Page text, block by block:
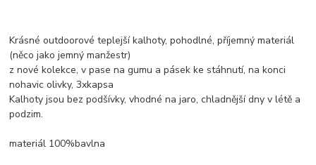
Krásné outdoorové teplejší kalhoty, pohodlné, příjemný materiál
(něco jako jemný manžestr)
z nové kolekce, v pase na gumu a pásek ke stáhnutí, na konci
nohavic olivky, 3xkapsa
Kalhoty jsou bez podšívky, vhodné na jaro, chladnější dny v létě a
podzim.
materiál 100%bavlna